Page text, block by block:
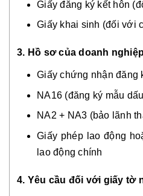
Giấy đăng ký kết hôn
Giấy khai sinh (đối với
3. Hồ sơ của doanh
Giấy chứng nhận đăng
NA16 (đăng ký mẫu
NA2 + NA3 (bảo lãnh
Giấy phép lao động
lao động chính
4. Yêu cầu đối với giấy tờ